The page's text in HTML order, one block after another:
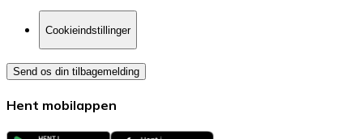
Cookieindstillinger
Send os din tilbagemelding
Hent mobilappen